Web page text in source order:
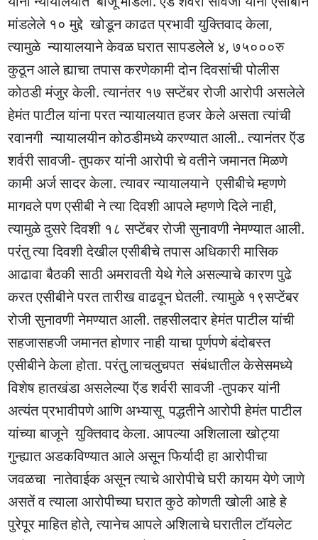
मांडलेले १० मुद्दे खोडून काढत प्रभावी युक्तिवाद केला,
त्यामुळे न्यायालयाने केवळ घरात सापडलेले ४, ७५०००रु
कुठून आले ह्याचा तपास करणेकामी दोन दिवसांची पोलीस
कोठडी मंजुर केली. त्यानंतर १७ सप्टेंबर रोजी आरोपी असलेले
हेमंत पाटील यांना परत न्यायालयात हजर केले असता त्यांची
रवानगी न्यायालयीन कोठडीमध्ये करण्यात आली.. त्यानंतर ऍड
शर्वरी सावजी- तुपकर यांनी आरोपी चे वतीने जमानत मिळणे
कामी अर्ज सादर केला. त्यावर न्यायालयाने एसीबीचे म्हणणे
मागवले पण एसीबी ने त्या दिवशी आपले म्हणणे दिले नाही,
त्यामुळे दुसरे दिवशी १८ सप्टेंबर रोजी सुनावणी नेमण्यात आली.
परंतु त्या दिवशी देखील एसीबीचे तपास अधिकारी मासिक
आढावा बैठकी साठी अमरावती येथे गेले असल्याचे कारण पुढे
करत एसीबीने परत तारीख वाढवून घेतली. त्यामुळे १९सप्टेंबर
रोजी सुनावणी नेमण्यात आली. तहसीलदार हेमंत पाटील यांची
सहजासहजी जमानत होणार नाही याचा पूर्णपणे बंदोबस्त
एसीबीने केला होता. परंतु लाचलुचपत संबंधातील केसेसमध्ये
विशेष हातखंडा असलेल्या ऍड शर्वरी सावजी -तुपकर यांनी
अत्यंत प्रभावीपणे आणि अभ्यासू पद्धतीने आरोपी हेमंत पाटील
यांच्या बाजूने युक्तिवाद केला. आपल्या अशिलाला खोट्या
गुन्ह्यात अडकविण्यात आले असून फिर्यादी हा आरोपीचा
जवळचा नातेवाईक असून त्याचे आरोपीचे घरी कायम येणे जाणे
असतें व त्याला आरोपीच्या घरात कुठे कोणती खोली आहे हे
पुरेपूर माहित होते, त्यानेच आपले अशिलाचे घरातील टॉयलेट